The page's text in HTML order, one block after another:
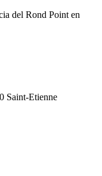
del Rond Point en
Saint-Etienne